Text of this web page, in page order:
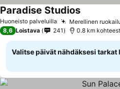
Huoneisto palveluilla Merellinen
Paradise StudiosKatso
8,6 Loistava 241 0.8 km
Valitse päivät nähdäksesi tarkat